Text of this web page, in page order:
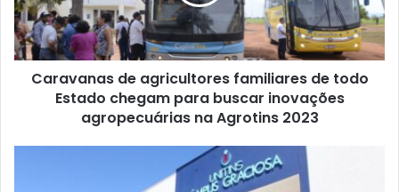
Caravanas de agricultores familiares de todo
Estado chegam para buscar inovações
agropecuárias na Agrotins 2023